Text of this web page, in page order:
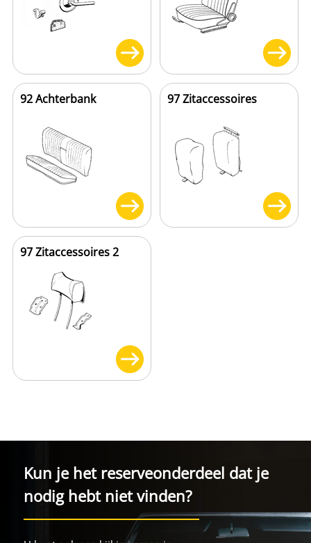
92 Achterbank 97 Zitaccessoires
97 Zitaccessoires 2
Kun je het reserveonderdeel dat je
nodig hebt niet vinden?